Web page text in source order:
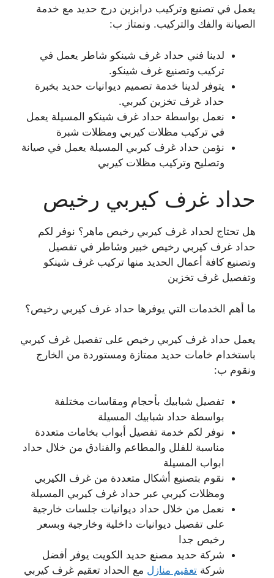
يعمل في تصنيع وتركيب درابزين درج حديد مع خدمة
الصيانة والفك والتركيب. ونمتاز ب:
لدينا فني حداد غرف شينكو شاطر يعمل في
تركيب وتصنيع غرف شينكو.
يتوفر لدينا خدمة تصميم ديوانيات حديد بخبرة
حداد غرف تخزين كيربي.
نعمل بواسطة حداد غرف شينكو المسيلة يعمل
في تركيب مظلات كيربي ومظلات شبرة
نؤمن حداد غرف كيربي المسيلة يعمل في صيانة
وتصليح وتركيب مظلات كيربي
حداد غرف كيربي رخيص
هل تحتاج لحداد غرف كيربي رخيص ماهر؟ نوفر لكم
حداد غرف كيربي رخيص خبير وشاطر في تفصيل
وتصنيع كافة أعمال الحديد منها تركيب غرف شينكو
وتفصيل غرف تخزين
ما أهم الخدمات التي يوفرها حداد غرف كيربي رخيص؟
يعمل حداد غرف كيربي رخيص على تفصيل غرف كيربي
باستخدام خامات حديد ممتازة ومستوردة من الخارج
ونقوم ب:
تفصيل شبابيك بأحجام ومقاسات مختلفة
بواسطة حداد شبابيك المسيلة
نوفر لكم خدمة تفصيل أبواب بخامات متعددة
مناسبة للفلل والمطاعم والفنادق من خلال حداد
ابواب المسيلة
نقوم بتصنيع أشكال متعددة من غرف الكيربي
ومظلات كيربي عبر حداد غرف كيربي المسيلة
نعمل من خلال حداد ديوانيات جلسات خارجية
على تفصيل ديوانيات داخلية وخارجية وبسعر
رخيص جدا
شركة حديد مصنع حديد الكويت يوفر أفضل
شركة تعقيم منازل مع الحداد تعقيم غرف كيربي